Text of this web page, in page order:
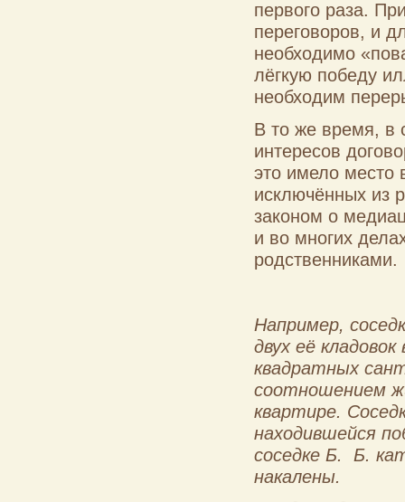
первого раза.
переговоров, и
необходимо
лёгкую победу
необходим
В то же время, в
интересов
это имело место
исключённых из
законом о
и во многих
родственниками.
Например,
двух её
квадратных
соотношением
квартире.
находившейся
соседке Б. Б.
накалены.